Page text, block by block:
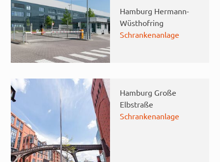
Hamburg Hermann-
Wüsthofring
Schrankenanlage
Hamburg Große
Elbstraße
Schrankenanlage